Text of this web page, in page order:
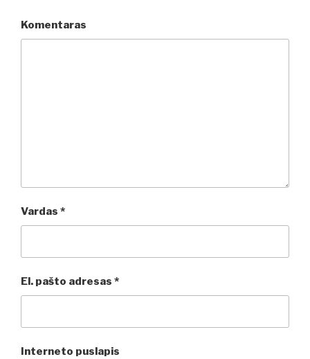
Komentaras
Vardas *
El. pašto adresas *
Interneto puslapis